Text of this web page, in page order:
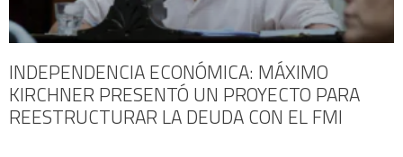
INDEPENDENCIA ECONÓMICA: MÁXIMO
KIRCHNER PRESENTÓ UN PROYECTO PARA
REESTRUCTURAR LA DEUDA CON EL FMI